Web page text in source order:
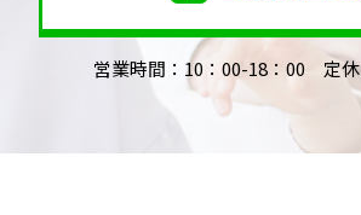
営業時間：10：00-18：00 定